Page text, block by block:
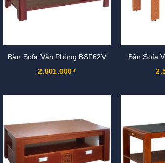
Bàn Sofa Văn Phòng BSF62V
2.801.000₫
Bàn Sofa